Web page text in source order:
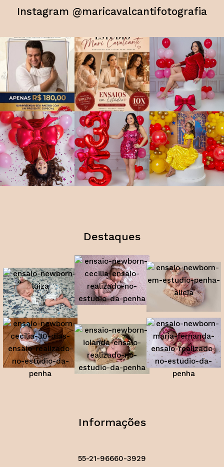
Instagram @maricavalcantifotografia
Destaques
Informações
55-21-96660-3929